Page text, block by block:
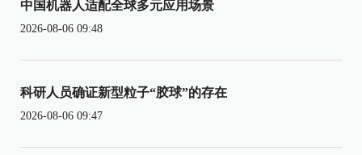
中国机器人适配全球多元应用场景
2026-08-06 09:48
科研人员确证新型粒子“胶球”的存在
2026-08-06 09:47